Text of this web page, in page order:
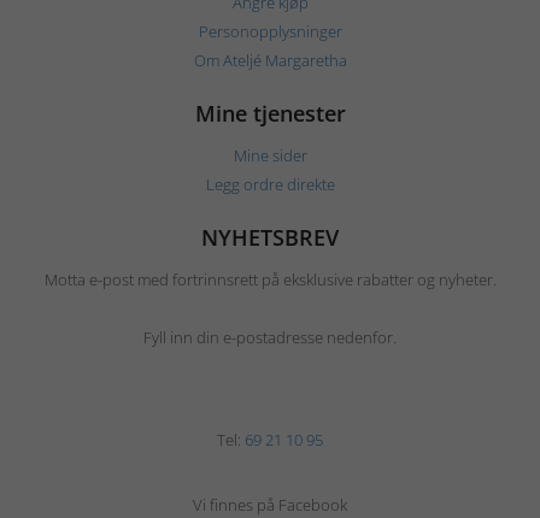
Personopplysninger
Om Ateljé Margaretha
Mine tjenester
Mine sider
Legg ordre direkte
NYHETSBREV
Motta e-post med fortrinnsrett på eksklusive rabatter og nyheter.
Fyll inn din e-postadresse nedenfor.
Tel: 69 21 10 95
Vi finnes på Facebook